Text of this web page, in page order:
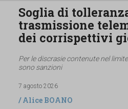
Soglia di
trasmissione
dei corrispettivi
Per le discrasie contenute nel
sono sanzioni
7 agosto 2026
/Alice BOANO